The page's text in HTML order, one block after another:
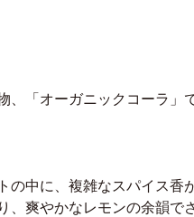
、「オーガニックコーラ」
の中に、複雑なスパイス香
、爽やかなレモンの余韻で